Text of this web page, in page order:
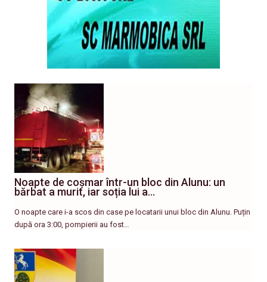
Noapte de coșmar într-un bloc din Alunu: un
bărbat a murit, iar soția lui a…
O noapte care i-a scos din case pe locatarii unui bloc din Alunu. Puțin
după ora 3:00, pompierii au fost…